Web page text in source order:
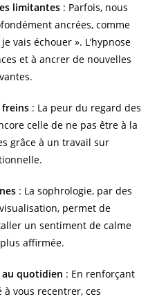
limitantes : Parfois, nous
ancrées, comme
vais échouer ». L’hypnose
et à ancrer de nouvelles
freins : La peur du regard des
celle de ne pas être à la
grâce à un travail sur
: La sophrologie, par des
permet de
un sentiment de calme
affirmée.
au quotidien : En renforçant
vous recentrer, ces